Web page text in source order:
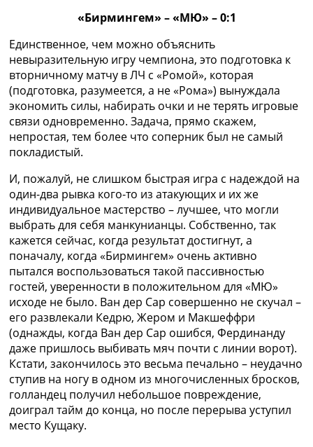
«Бирмингем» – «МЮ» – 0:1
Единственное, чем можно объяснить
невыразительную игру чемпиона, это подготовка к
вторничному матчу в ЛЧ с «Ромой», которая
(подготовка, разумеется, а не «Рома») вынуждала
экономить силы, набирать очки и не терять игровые
связи одновременно. Задача, прямо скажем,
непростая, тем более что соперник был не самый
покладистый.
И, пожалуй, не слишком быстрая игра с надеждой на
один-два рывка кого-то из атакующих и их же
индивидуальное мастерство – лучшее, что могли
выбрать для себя манкунианцы. Собственно, так
кажется сейчас, когда результат достигнут, а
поначалу, когда «Бирмингем» очень активно
пытался воспользоваться такой пассивностью
гостей, уверенности в положительном для «МЮ»
исходе не было. Ван дер Сар совершенно не скучал –
его развлекали Кедрю, Жером и Макшеффри
(однажды, когда Ван дер Сар ошибся, Фердинанду
даже пришлось выбивать мяч почти с линии ворот).
Кстати, закончилось это весьма печально – неудачно
ступив на ногу в одном из многочисленных бросков,
голландец получил небольшое повреждение,
доиграл тайм до конца, но после перерыва уступил
место Кущаку.